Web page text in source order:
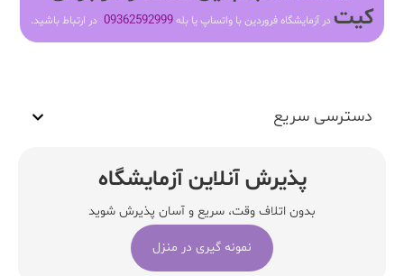
کیت در آزمایشگاه فروردین با واتساپ یا بله09362592999 در ارتباط باشید.
دسترسی سریع
پذیرش آنلاین آزمایشگاه
بدون اتلاف وقت، سریع و آسان پذیرش شوید
نمونه گیری در منزل